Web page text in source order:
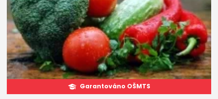
Garantováno OŠMTS